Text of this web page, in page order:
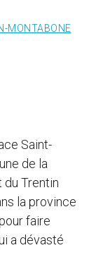
MONTABONE
Saint-
de la
du Trentin
la province
faire
a dévasté